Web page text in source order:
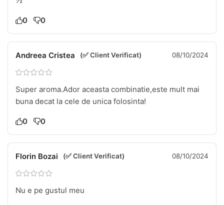
0 0
Andreea Cristea (✅ Client Verificat) 08/10/2024
Super aroma.Ador aceasta combinatie,este mult mai
buna decat la cele de unica folosinta!
0 0
Florin Bozai (✅ Client Verificat) 08/10/2024
Nu e pe gustul meu